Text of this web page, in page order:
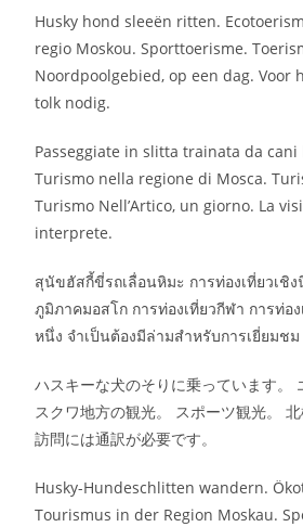
Husky hond sleeën ritten.
regio Moskou. Sporttoerisme.
Noordpoolgebied, op een dag. Voor
tolk nodig.
Passeggiate in slitta trainata da cani
Turismo nella regione di Mosca.
Turismo Nell’Artico, un giorno. La
interprete.
สุนัขฮัสกี้ขี่รถเลื่อนหิมะ การท่องเที่ยวเชิง
ภูมิภาคมอสโก การท่องเที่ยวกีฬา การท่อ
หนึ่ง จำเป็นต้องมีล่ามสำหรับการเยี่ยมชม
ハスキーな犬のそりに乗っています。
スクワ地方の観光。 スポーツ観光。 北
訪問には通訳が必要です。
Husky-Hundeschlitten wandern.
Tourismus in der Region Moskau.